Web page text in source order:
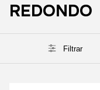
REDONDO
Filtrar